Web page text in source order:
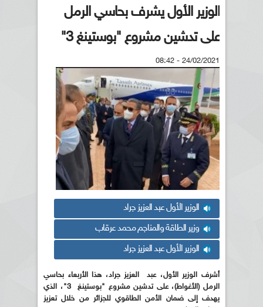
الوزير الأول يشرف بحاسي الرمل
على تدشين مشروع "بوستينغ 3"
24/02/2021 - 08:42
الوزير الأول عبد العزيز جراد
وزير الطاقة والمناجم محمد عرقاب
الوزير الأول عبد العزيز جراد
أشرف الوزير الأول، عبد العزيز جراد، هذا الأربعاء بحاسي
الرمل (الأغواط)، على تدشين مشروع "بوستينغ 3"، الذي
يهدف إلى ضمان الأمن الطاقوي للجزائر من خلال تعزيز